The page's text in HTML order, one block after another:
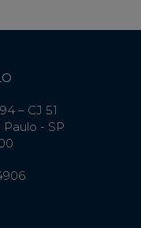
– CJ 51
- SP